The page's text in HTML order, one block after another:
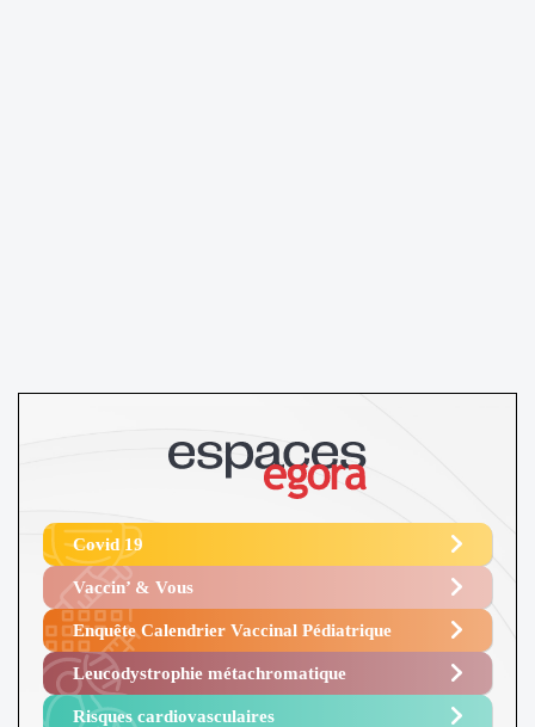
Covid 19
Vaccin’ & Vous
Enquête Calendrier Vaccinal Pédiatrique
Leucodystrophie métachromatique
Risques cardiovasculaires